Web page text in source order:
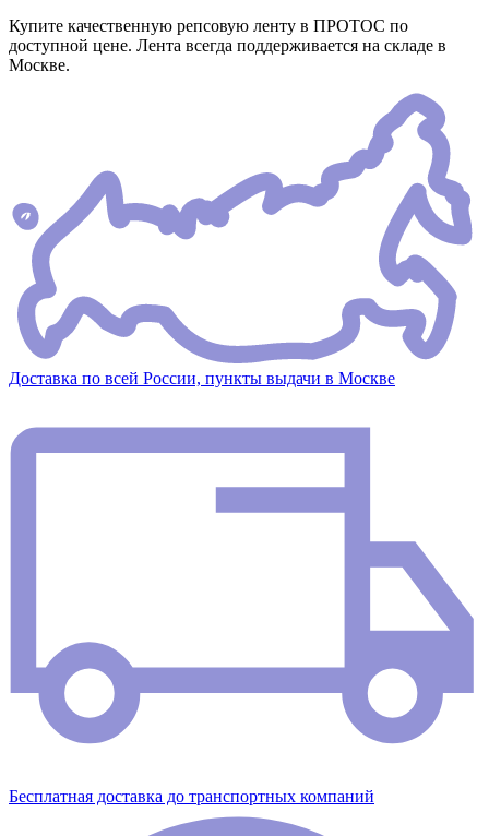
Купите качественную репсовую ленту в ПРОТОС по
доступной цене. Лента всегда поддерживается на складе в
Москве.
Доставка по всей России, пункты выдачи в Москве
Бесплатная доставка до транспортных компаний